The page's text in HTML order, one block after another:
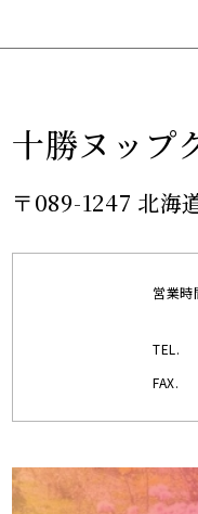
十勝ヌップ
〒089-1247 北海
営業時
TEL.
FAX.